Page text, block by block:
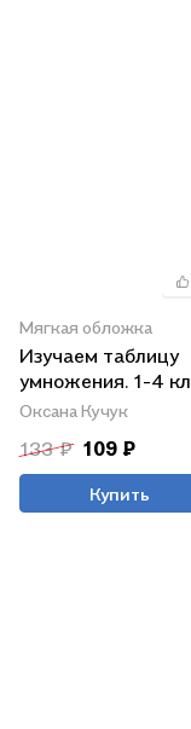
Мягкая обложка
Изучаем таблицу
умножения. 1-4
Оксана Кучук
133 ₽ 109 ₽
Купить